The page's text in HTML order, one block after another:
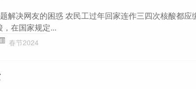
解决网友的困惑 农民工过年回家连作三四次核酸都应
在国家规定...
春节2024